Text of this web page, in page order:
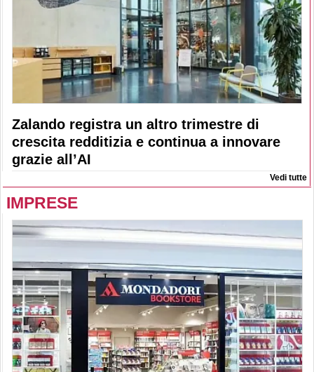
Zalando registra un altro trimestre di
crescita redditizia e continua a innovare
grazie all’AI
Vedi tutte
IMPRESE